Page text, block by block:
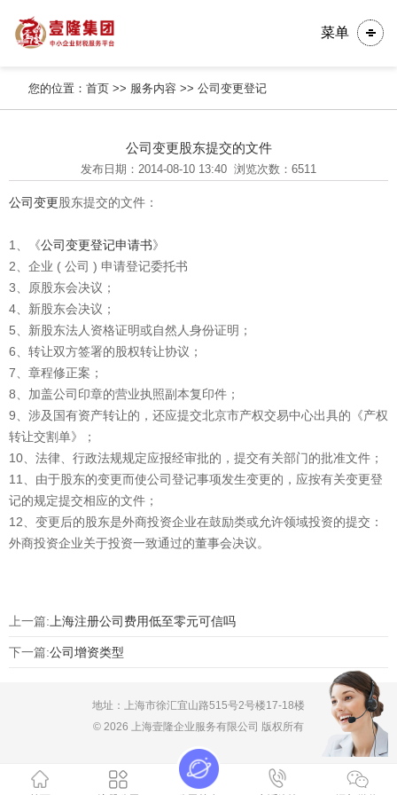
菜单
您的位置：首页 >> 服务内容 >>公司变更登记
公司变更股东提交的文件
发布日期：2014-08-10 13:40 浏览次数：6511
公司变更股东提交的文件：
1、《公司变更登记申请书》
2、企业 ( 公司 ) 申请登记委托书
3、原股东会决议；
4、新股东会决议；
5、新股东法人资格证明或自然人身份证明；
6、转让双方签署的股权转让协议；
7、章程修正案；
8、加盖公司印章的营业执照副本复印件；
9、涉及国有资产转让的，还应提交北京市产权交易中心出具的《产权
转让交割单》；
10、法律、行政法规规定应报经审批的，提交有关部门的批准文件；
11、由于股东的变更而使公司登记事项发生变更的，应按有关变更登
记的规定提交相应的文件；
12、变更后的股东是外商投资企业在鼓励类或允许领域投资的提交：
外商投资企业关于投资一致通过的董事会决议。
上一篇: 上海注册公司费用低至零元可信吗
下一篇:公司增资类型
地址：上海市徐汇宜山路515号2号楼17-18楼
© 2026 上海壹隆企业服务有限公司 版权所有